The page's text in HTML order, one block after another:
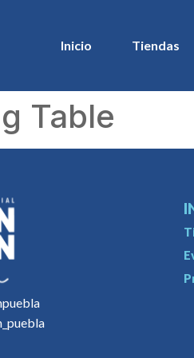
Inicio Tiendas
Table